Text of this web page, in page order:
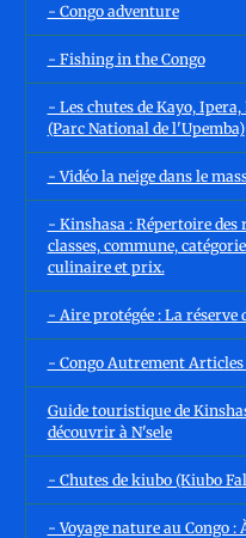
- Congo adventure
- Fishing in the Congo
- Les chutes de Kayo,
(Parc National de l'Upemba)
- Vidéo la neige dans le
- Kinshasa : Répertoire
classes, commune,
culinaire et prix.
- Aire protégée : La
- Congo Autrement
Guide touristique de
découvrir à N'sele
- Chutes de kiubo (Kiubo
- Voyage nature au Congo :